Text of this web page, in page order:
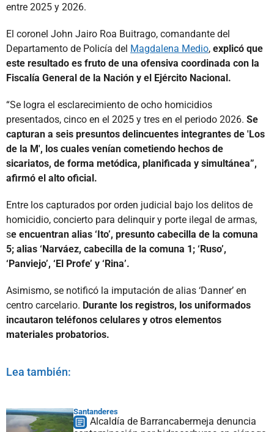
entre 2025 y 2026.
El coronel John Jairo Roa Buitrago, comandante del
Departamento de Policía del Magdalena Medio, explicó que
este resultado es fruto de una ofensiva coordinada con la
Fiscalía General de la Nación y el Ejército Nacional.
“Se logra el esclarecimiento de ocho homicidios
presentados, cinco en el 2025 y tres en el periodo 2026. Se
capturan a seis presuntos delincuentes integrantes de 'Los
de la M', los cuales venían cometiendo hechos de
sicariatos, de forma metódica, planificada y simultánea”,
afirmó el alto oficial.
Entre los capturados por orden judicial bajo los delitos de
homicidio, concierto para delinquir y porte ilegal de armas,
se encuentran alias ‘Ito’, presunto cabecilla de la comuna
5; alias ‘Narváez, cabecilla de la comuna 1; ‘Ruso’,
‘Panviejo’, ‘El Profe’ y ‘Rina’.
Asimismo, se notificó la imputación de alias ‘Danner’ en
centro carcelario. Durante los registros, los uniformados
incautaron teléfonos celulares y otros elementos
materiales probatorios.
Lea también:
Santanderes
Alcaldía de Barrancabermeja denuncia